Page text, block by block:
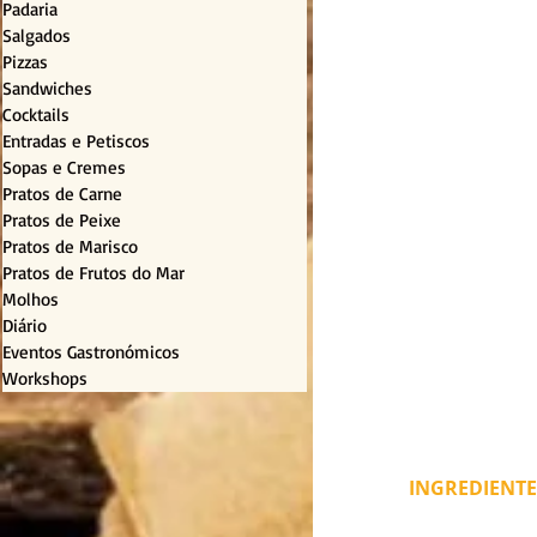
Padaria
Salgados
Pizzas
Sandwiches
Cocktails
Entradas e Petiscos
Sopas e Cremes
Pratos de Carne
Pratos de Peixe
Pratos de Marisco
Pratos de Frutos do Mar
Molhos
Diário
Eventos Gastronómicos
Workshops